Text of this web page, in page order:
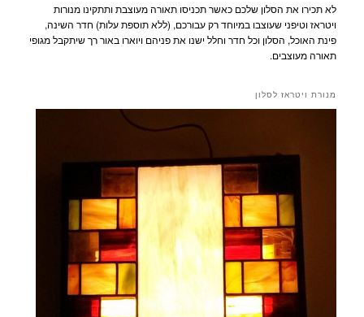
לא תכירו את הסלון שלכם כאשר תכניסו תאורה מעוצבת ותתקינו מנורות
ויטראז וטיפני שעוצבו במיוחד רק עבורכם, (ללא תוספת עלות) חדר השינה,
פינת האוכל, הסלון וכל חדר וחלל ישנו את פניהם ויוארו באור רך שיתקבל מגופי
תאורה מעוצבים.
מנורת ויטראז לסלון